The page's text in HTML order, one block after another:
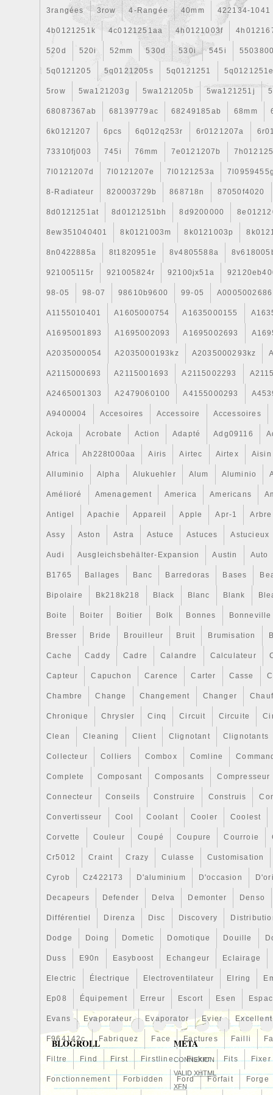
3rangées 3row 4-Rangée 40mm 422134-1041
4b0121251k 4c0121251aa 4h0121003f
520d 520i 52mm 530d 530i 545i
5q0121205 5q0121205s 5q0121251
5row 5wa121203g 5wa121205b 5wa121251j
68087367ab 68139779ac 68249185ab 68mm
6k0121207 6pcs 6q012q253r 6r0121207a
73310fj003 745i 76mm 7e0121207b
7l0121207d 7l0121207e 7l0121253a
8-Radiateur 820003729b 868718n 87050f4020
8d0121251at 8d0121251bh 8d9200000
8ew351040401 8k0121003m 8k0121003p
8n0422885a 8t1820951e 8v4805588a
921005115r 921005824r 92100jx51a
98-05 98-07 98610b9600 99-05 A0005002686
A1155010401 A1605000754 A1635000155
A1695001893 A1695002093 A1695002693
A2035000054 A2035000193kz A2035000293kz
A2115000693 A2115001693 A2115002293
A2465001303 A2479060100 A4155000293
A9400004 Accesoires Accessoire Accessoires
Ackoja Acrobate Action Adapté Adg09116
Africa Ah228t000aa Airis Airtec Airtex Aisin
Alluminio Alpha Alukuehler Alum Aluminio
Amélioré Amenagement America Americans
Antigel Apachie Appareil Apple Apr-1 Arbre
Assy Aston Astra Astuce Astuces Astucieux
Audi Ausgleichsbehälter-Expansion Austin Auto
B1765 Ballages Banc Barredoras Bases
Bipolaire Bk218k218 Black Blanc Blank
Boite Boiter Boitier Bolk Bonnes Bonneville
Bresser Bride Brouilleur Bruit Brumisation
Cache Caddy Cadre Calandre Calculateur
Capteur Capuchon Carence Carter Casse
Chambre Change Changement Changer
Chronique Chrysler Cinq Circuit Circuite
Clean Cleaning Client Clignotant Clignotants
Collecteur Colliers Combox Comline
Complete Composant Composants Compresseur
Connecteur Conseils Construire Construis
Convertisseur Cool Coolant Cooler Coolest
Corvette Couleur Coupé Coupure Courroie
Cr5012 Craint Crazy Culasse Customisation
Cyrob Cz422173 D'aluminium D'occasion
Decapeurs Defender Delva Demonter Denso
Différentiel Direnza Disc Discovery
Dodge Doing Dometic Domotique Douille
Duss E90n Easyboost Echangeur Eclairage
Electric Électrique Electroventilateur Elring
Ep08 Équipement Erreur Escort Esen
Evans Evaporateur Evaporator Evier Excellent
F964142c Fabriquez Face Factures Failli
Filtre Find First Firstline Fisker Fits Fixer
Fonctionnement Forbidden Ford Forfait Forge
BLOGROLL META
CONNEXION
VALIDXHTML
XFN